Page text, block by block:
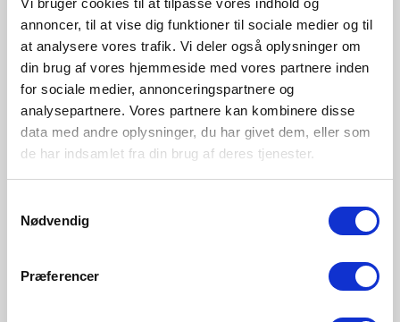
Vi bruger cookies til at tilpasse vores indhold og
annoncer, til at vise dig funktioner til sociale medier og til
at analysere vores trafik. Vi deler også oplysninger om
din brug af vores hjemmeside med vores partnere inden
for sociale medier, annonceringspartnere og
analysepartnere. Vores partnere kan kombinere disse
data med andre oplysninger, du har givet dem, eller som
de har indsamlet fra din brug af deres tjenester.
Nødvendig
Præferencer
Conçus par Says Who
Says Who est un studio de design danois fondé par
Kasper Meldgaard et Nikolaj Duve. Ancré dans les
traditions du design scandinave, leur travail est guidé par
un amour de l’artisanat, de la simplicité et du sens. Ayant
grandi entourés de mobilier et d’une culture qui valorise
la forme et la fonction, le design est devenu pour eux
deux une voie naturelle.